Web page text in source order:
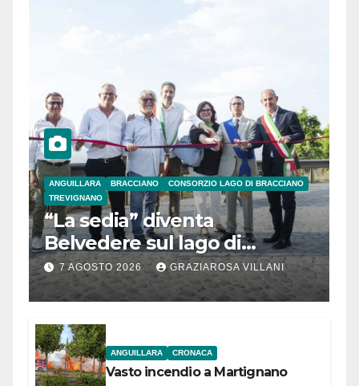
ANGUILLARA BRACCIANO
CONSORZIO LAGO DI BRACCIANO
TREVIGNANO
“La sedia” diventa
Belvedere sul lago di
Bracciano: ieri
l’inaugurazione
7 AGOSTO 2026 GRAZIAROSA VILLANI
ANGUILLARA CRONACA
Vasto incendio a Martignano